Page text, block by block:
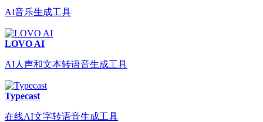
AI音乐生成工具
LOVO AI
AI人声和文本转语音生成工具
Typecast
在线AI文字转语音生成工具